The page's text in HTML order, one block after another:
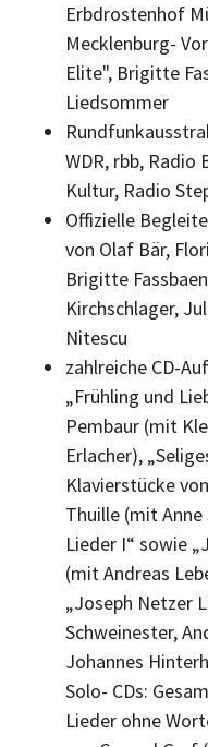
Erbdrostenhof
Mecklenburg-
Elite", Brigitte
Liedsommer
WDR, rbb, Radio
Kultur, Radio
Offizielle
von Olaf Bär,
Brigitte
Kirchschlager,
Nitescu
zahlreiche CD-
„Frühling und
Pembaur (mit
Erlacher),
Klavierstücke
Thuille (mit
Lieder I“ sowie
(mit Andreas
„Joseph Netzer
Schweinester,
Johannes
Solo- CDs:
Lieder ohne